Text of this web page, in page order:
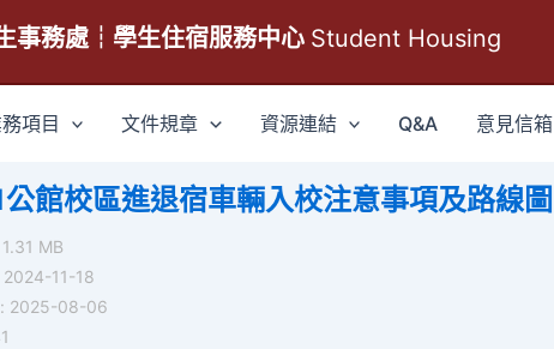
事務處┆學生住宿服務中心 Student Housing
項目 文件規章 資源連結 Q&A 意見信箱
館校區進退宿車輛入校注意事項及路線圖
MB
11-18
2025-08-06